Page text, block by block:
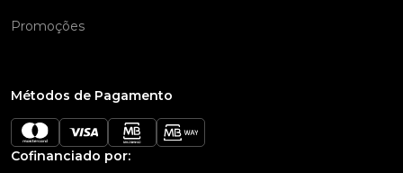
Promoções
Métodos de Pagamento
Cofinanciado por: